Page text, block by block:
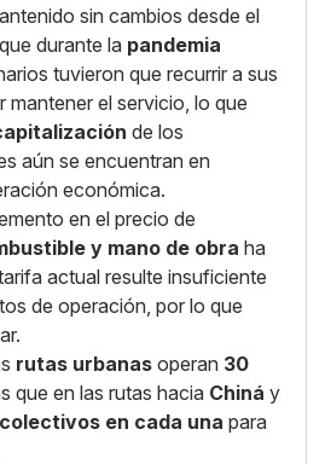
sin cambios desde el
durante la pandemia
tuvieron que recurrir a sus
mantener el servicio, lo que
de los
aún se encuentran en
económica.
en el precio de
y mano de obra ha
actual resulte insuficiente
de operación, por lo que
rutas urbanas operan 30
que en las rutas hacia Chiná y
colectivos en cada una para